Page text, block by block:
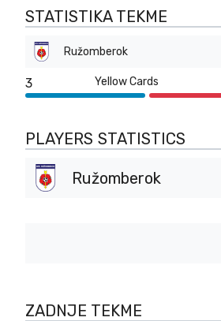
STATISTIKA TEKME
Ružomberok
3 Yellow Cards
PLAYERS STATISTICS
Ružomberok
ZADNJE TEKME